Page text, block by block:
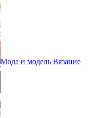
Мода и модель Вязание